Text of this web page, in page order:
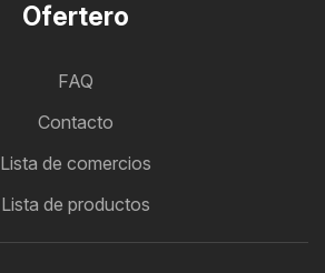
Ofertero
FAQ
Contacto
Lista de comercios
Lista de productos